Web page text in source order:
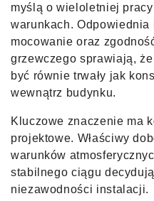
myślą o wieloletniej
warunkach.
mocowanie oraz
grzewczego sprawiają,
być równie trwały jak
wewnątrz budynku.
Kluczowe znaczenie ma
projektowe. Właściwy
warunków
stabilnego ciągu
niezawodności instalacji.